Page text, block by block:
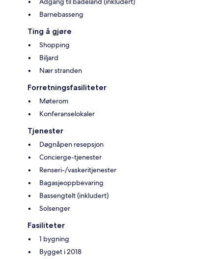
Barnebasseng
Ting å gjøre
Shopping
Biljard
Nær stranden
Forretningsfasiliteter
Møterom
Konferanselokaler
Tjenester
Døgnåpen resepsjon
Concierge-tjenester
Renseri-/vaskeritjenester
Bagasjeoppbevaring
Bassengtelt (inkludert)
Solsenger
Fasiliteter
1 bygning
Bygget i 2018